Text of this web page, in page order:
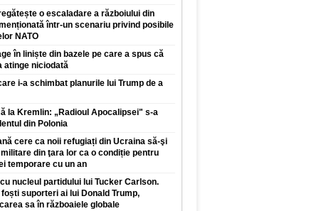
o escaladare a războiului din
într-un scenariu privind posibile
NATO
în liniște din bazele pe care a spus că
atinge niciodată
i-a schimbat planurile lui Trump de a
la Kremlin: „Radioul Apocalipsei" s-a
din Polonia
cere ca noii refugiați din Ucraina să-şi
din ţara lor ca o condiție pentru
temporare cu un an
nucleul partidului lui Tucker Carlson.
suporteri ai lui Donald Trump,
sa în războaiele globale